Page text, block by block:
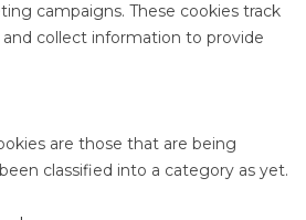
campaigns. These cookies track
collect information to provide
are those that are being
classified into a category as yet.